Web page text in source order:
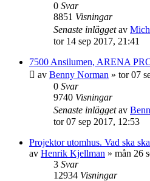
0 Svar
8851 Visningar
Senaste inläggetav
tor 14 sep 2017, 21:41
7500 Ansilumen, ARENA
av Benny Norman » tor 07
0 Svar
9740 Visningar
Senaste inläggetav
tor 07 sep 2017, 12:53
Projektor utomhus. Vad ska
av Henrik Kjellman » mån 26
3 Svar
12934 Visningar